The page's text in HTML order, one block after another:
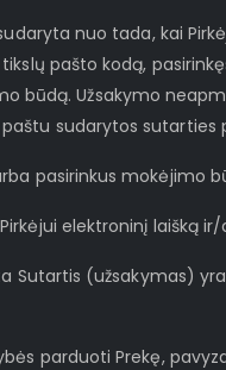
nuo tada, kai
pašto kodą,
būdą. Užsakymo
sudarytos sutarties
pasirinkus
elektroninį laišką
Sutartis (užsakymas)
parduoti Prekę,